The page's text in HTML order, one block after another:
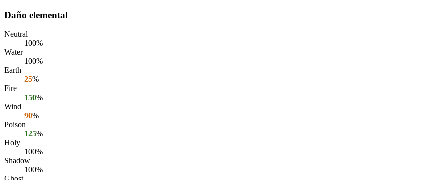
Daño elemental
Neutral
100%
Water
100%
Earth
25%
Fire
150%
Wind
90%
Poison
125%
Holy
100%
Shadow
100%